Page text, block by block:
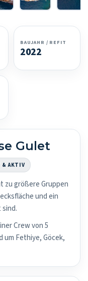
BAUJAHR / REFIT
2022
Gulet
& AKTIV
zu größere Gruppen
und ein
Crew von 5
um Fethiye, Göcek,